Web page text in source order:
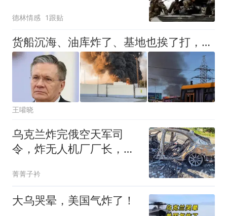
德林情感 1跟贴
货船沉海、油库炸了、基地也挨了打，俄罗斯本土防线漏成了筛子？
王嚾晓
乌克兰炸完俄空天军司
令，炸无人机厂厂长，俄
菁菁子衿
大乌哭晕，美国气炸了！